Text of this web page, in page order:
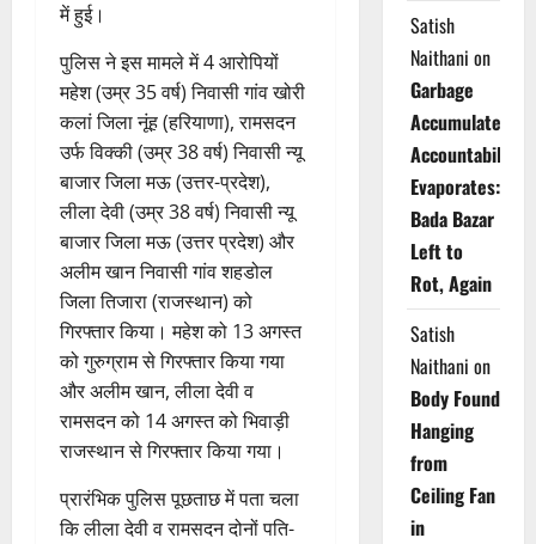
में हुई।
पुलिस ने इस मामले में 4 आरोपियों
महेश (उम्र 35 वर्ष) निवासी गांव खोरी
कलां जिला नूंह (हरियाणा), रामसदन
उर्फ विक्की (उम्र 38 वर्ष) निवासी न्यू
बाजार जिला मऊ (उत्तर-प्रदेश),
लीला देवी (उम्र 38 वर्ष) निवासी न्यू
बाजार जिला मऊ (उत्तर प्रदेश) और
अलीम खान निवासी गांव शहडोल
जिला तिजारा (राजस्थान) को
गिरफ्तार किया। महेश को 13 अगस्त
को गुरुग्राम से गिरफ्तार किया गया
और अलीम खान, लीला देवी व
रामसदन को 14 अगस्त को भिवाड़ी
राजस्थान से गिरफ्तार किया गया।
प्रारंभिक पुलिस पूछताछ में पता चला
कि लीला देवी व रामसदन दोनों पति-
Satish
Naithani on
Garbage
Accumulates,
Accountability
Evaporates:
Bada Bazar
Left to
Rot, Again
Satish
Naithani on
Body Found
Hanging
from
Ceiling Fan
in